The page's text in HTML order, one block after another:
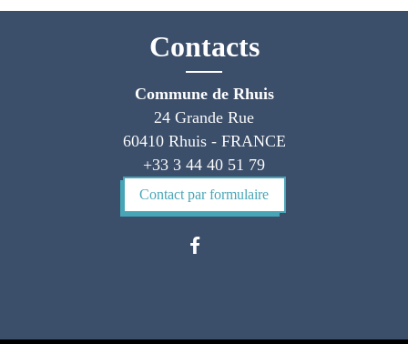
Contacts
Commune de Rhuis
24 Grande Rue
60410 Rhuis - FRANCE
+33 3 44 40 51 79
Contact par formulaire